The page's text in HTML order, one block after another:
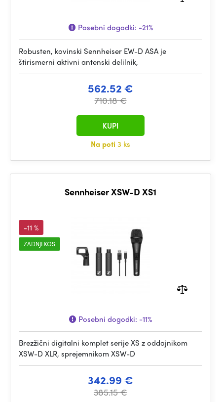
Posebni dogodki: -21%
Robusten, kovinski Sennheiser EW-D ASA je
štirismerni aktivni antenski delilnik,
562.52 €
710.18 €
Na poti 3 ks
KUPI
Sennheiser XSW-D XS1
-11 %
ZADNJI KOS
Posebni dogodki: -11%
Brezžični digitalni komplet serije XS z oddajnikom
XSW-D XLR, sprejemnikom XSW-D
342.99 €
385.15 €